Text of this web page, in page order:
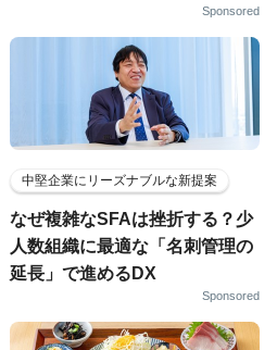
Sponsored
中堅企業にリーズナブルな新提案
なぜ複雑なSFAは挫折する？少
人数組織に最適な「名刺管理の
延長」で進めるDX
Sponsored